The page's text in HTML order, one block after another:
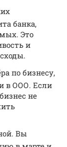
банка,
Это
и
по бизнесу,
в ООО. Если
не
Вы